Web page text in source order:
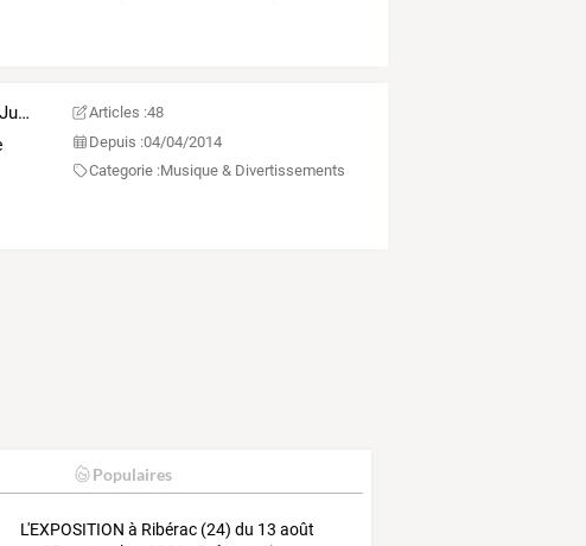
Association de promotion culturelle Haut-Jura. Festival cKileslutins Articles :48
Depuis :04/04/2014
Categorie :Musique & Divertissements
Populaires
L'EXPOSITION à Ribérac (24) du 13 août